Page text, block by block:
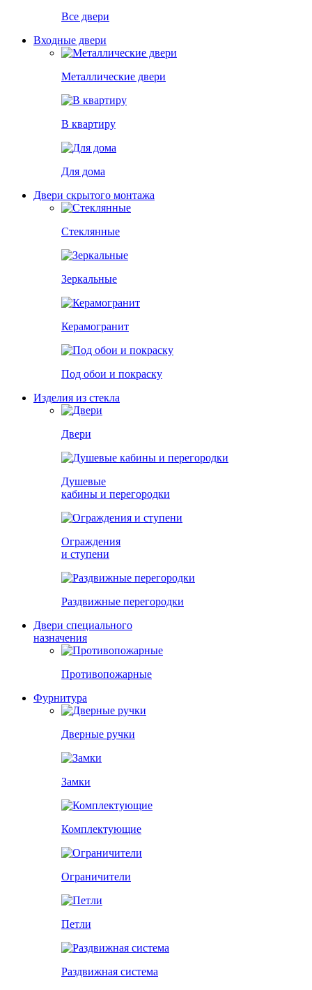
Все двери
Входные двери
Металлические двери
В квартиру
Для дома
Двери скрытого монтажа
Стеклянные
Зеркальные
Керамогранит
Под обои и покраску
Изделия из стекла
Двери
Душевые
кабины и перегородки
Ограждения
и ступени
Раздвижные перегородки
Двери специального
назначения
Противопожарные
Фурнитура
Дверные ручки
Замки
Комплектующие
Ограничители
Петли
Раздвижная система